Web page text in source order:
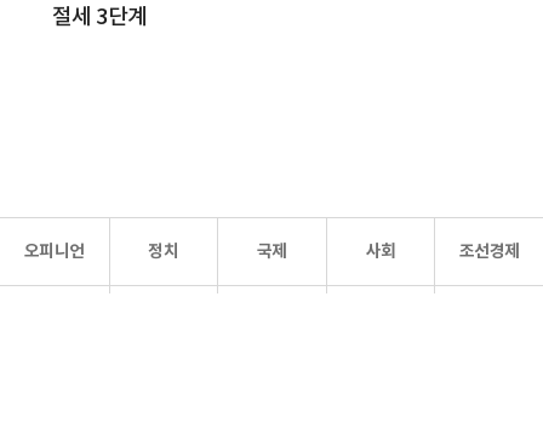
절세 3단계
오피니언 정치 국제 사회 조선경제